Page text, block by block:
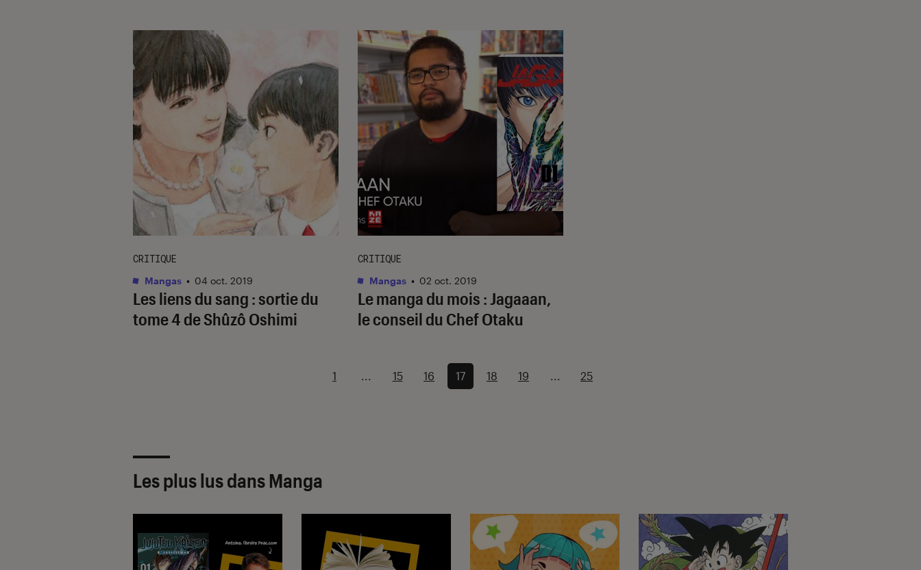
Les liens du sang : sortie du
tome 4 de Shûzô Oshimi
CRITIQUE
Mangas • 04 oct. 2019
Le manga du mois : Jagaaan,
le conseil du Chef Otaku
CRITIQUE
Mangas • 02 oct. 2019
1 ... 15 16 17 18 19 ... 25
Les plus lus dans Manga